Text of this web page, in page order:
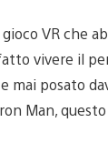
VR che
vivere il
mai posato
Man,